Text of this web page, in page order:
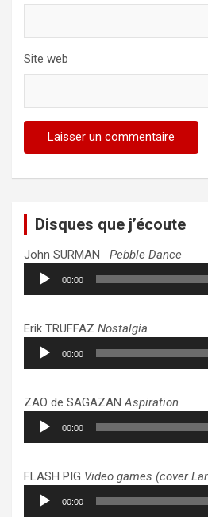
Site web
Disques que j’écoute
John SURMAN Pebble Dance
Lecteur
audio
00:00
Erik TRUFFAZ Nostalgia
Lecteur
audio
00:00
ZAO de SAGAZANAspiration
Lecteur
audio
00:00
FLASH PIG Video games (cover
Lecteur
audio
00:00